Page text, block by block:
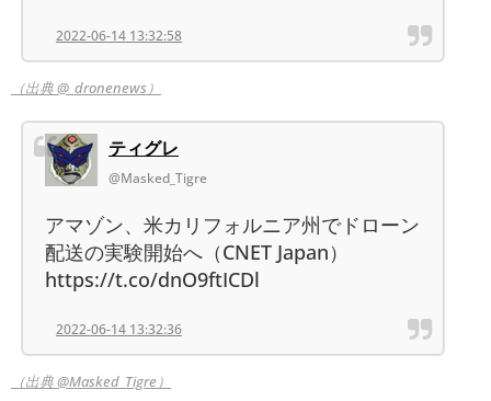
2022-06-14 13:32:58
（出典 @_dronenews）
ティグレ
@Masked_Tigre
アマゾン、米カリフォルニア州でドローン
配送の実験開始へ（CNET Japan）
https://t.co/dnO9ftICDl
2022-06-14 13:32:36
（出典 @Masked_Tigre）